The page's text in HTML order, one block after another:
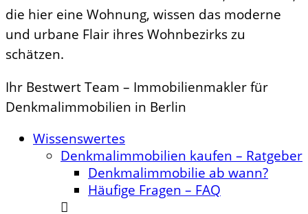
die hier eine Wohnung, wissen das moderne
und urbane Flair ihres Wohnbezirks zu
schätzen.
Ihr Bestwert Team – Immobilienmakler für
Denkmalimmobilien in Berlin
Wissenswertes
Denkmalimmobilien kaufen – Ratgeber
Denkmalimmobilie ab wann?
Häufige Fragen – FAQ